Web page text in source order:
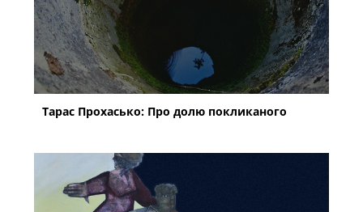
Тарас Прохасько: Про долю покликаного